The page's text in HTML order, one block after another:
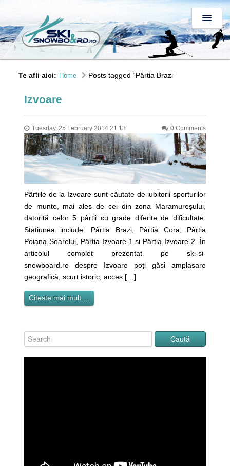
Te afli aici: Home Posts tagged “Pârtia Brazi”
Izvoare
Tuesday, 25 February 2014 21:13 0 Comments
Pârtiile de la Izvoare sunt căutate de iubitorii sporturilor
de munte, mai ales de cei din zona Maramureșului,
datorită celor 5 pârtii cu grade diferite de dificultate.
Stațiunea include: Pârtia Brazi, Pârtia Cora, Pârtia
Poiana Soarelui, Pârtia Izvoare 1 și Pârtia Izvoare 2. În
articolul complet prezentat pe ski-si-
snowboard.ro despre Izvoare poți găsi amplasare
geografică, scurt istoric, acces […]
Citeste mai mult ...